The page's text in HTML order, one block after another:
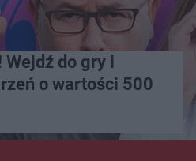
Wejdź do gry i
o wartości 500